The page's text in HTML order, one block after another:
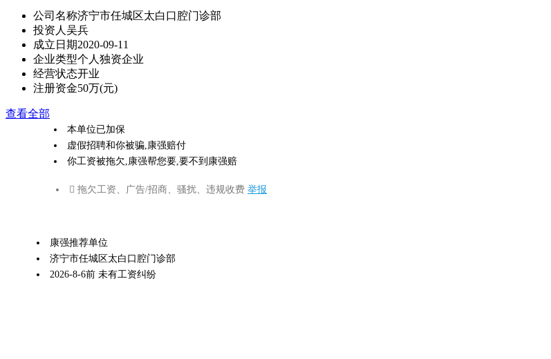
公司名称济宁市任城区太白口腔门诊部
投资人 吴兵
成立日期2020-09-11
企业类型个人独资企业
经营状态开业
注册资金50万(元)
查看全部
本单位已加保
虚假招聘和你被骗,康强赔付
你工资被拖欠,康强帮您要,要不到康强赔
 拖欠工资、广告/招商、骚扰、违规收费 举报
康强推荐单位
济宁市任城区太白口腔门诊部
2026-8-6前 未有工资纠纷